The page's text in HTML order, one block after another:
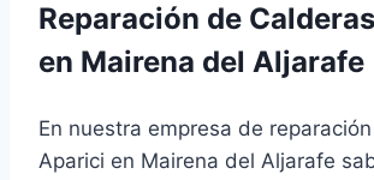
Reparación de
en Mairena del Aljarafe
En nuestra empresa de
Aparici en Mairena del Aljarafe